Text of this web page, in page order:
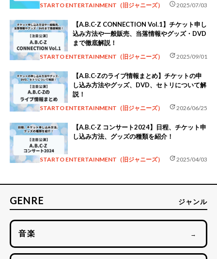
STARTO ENTERTAINMENT（旧ジャニーズ） schedule2025/07/03
【A.B.C-Z CONNECTION Vol.1】チケット申し
込み方法や一般販売、当落情報やグッズ・DVD
まで徹底解説！
STARTO ENTERTAINMENT（旧ジャニーズ） update2025/09/01
【A.B.C-Zのライブ情報まとめ】チケットの申
し込み方法やグッズ、DVD、セトリについて解
説！
STARTO ENTERTAINMENT（旧ジャニーズ） update2026/06/25
【A.B.C-Z コンサート2024】日程、チケット申
し込み方法、グッズの種類を紹介！
STARTO ENTERTAINMENT（旧ジャニーズ） update2025/04/03
GENRE ジャンル
音楽 →